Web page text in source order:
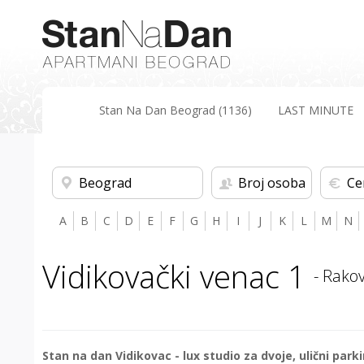
Stan Na Dan Beograd (1136) LAST MINUTE
Beograd Broj osoba
A B C D E F G H I J K L M N
Vidikovački venac 1 -
Stan na dan Vidikovac - lux studio za dvoje, ulični